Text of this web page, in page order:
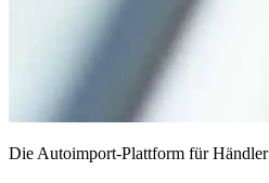
Die Autoimport-Plattform für Händler